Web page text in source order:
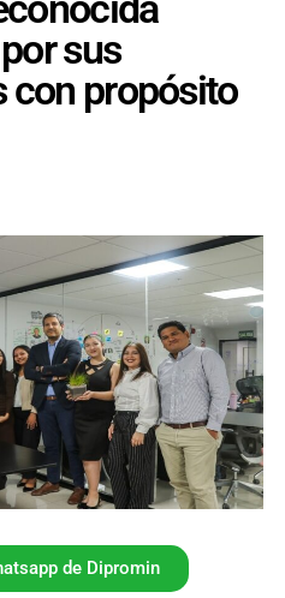
sus
con propósito
de Dipromin